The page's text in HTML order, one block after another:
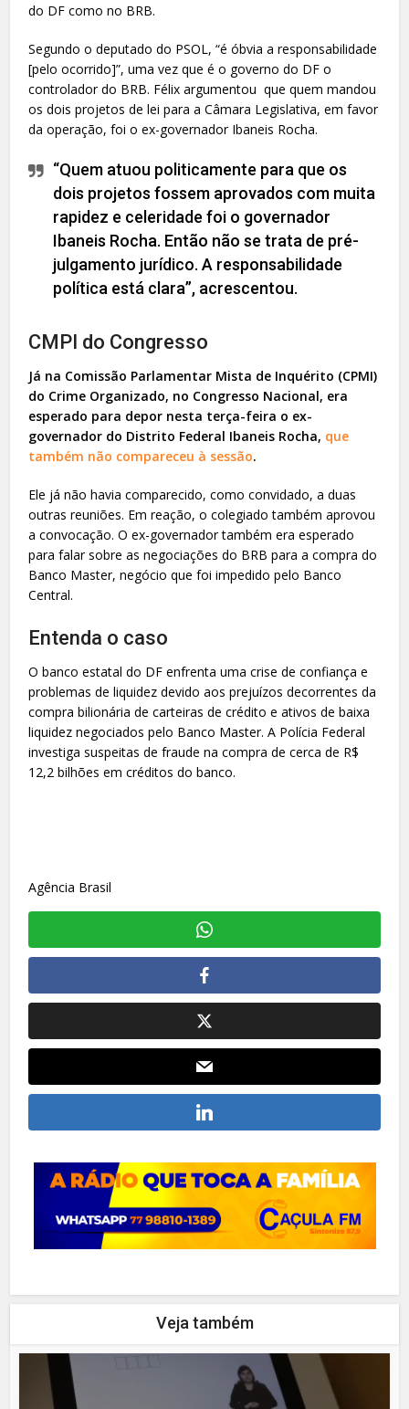
do DF como no BRB.
Segundo o deputado do PSOL, “é óbvia a responsabilidade
[pelo ocorrido]”, uma vez que é o governo do DF o
controlador do BRB. Félix argumentou que quem mandou
os dois projetos de lei para a Câmara Legislativa, em favor
da operação, foi o ex-governador Ibaneis Rocha.
“Quem atuou politicamente para que os
dois projetos fossem aprovados com muita
rapidez e celeridade foi o governador
Ibaneis Rocha. Então não se trata de pré-
julgamento jurídico. A responsabilidade
política está clara”, acrescentou.
CMPI do Congresso
Já na Comissão Parlamentar Mista de Inquérito (CPMI)
do Crime Organizado, no Congresso Nacional, era
esperado para depor nesta terça-feira o ex-
governador do Distrito Federal Ibaneis Rocha, que
também não compareceu à sessão.
Ele já não havia comparecido, como convidado, a duas
outras reuniões. Em reação, o colegiado também aprovou
a convocação. O ex-governador também era esperado
para falar sobre as negociações do BRB para a compra do
Banco Master, negócio que foi impedido pelo Banco
Central.
Entenda o caso
O banco estatal do DF enfrenta uma crise de confiança e
problemas de liquidez devido aos prejuízos decorrentes da
compra bilionária de carteiras de crédito e ativos de baixa
liquidez negociados pelo Banco Master. A Polícia Federal
investiga suspeitas de fraude na compra de cerca de R$
12,2 bilhões em créditos do banco.
Agência Brasil
Veja também